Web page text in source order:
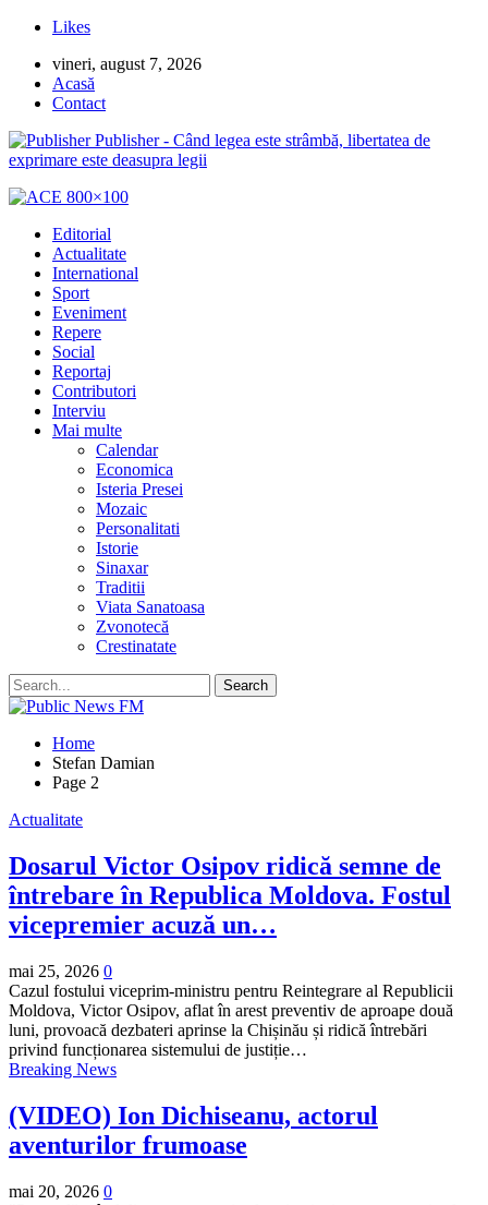
Likes
vineri, august 7, 2026
Acasă
Contact
Publisher - Când legea este strâmbă, libertatea de
exprimare este deasupra legii
Editorial
Actualitate
International
Sport
Eveniment
Repere
Social
Reportaj
Contributori
Interviu
Mai multe
Calendar
Economica
Isteria Presei
Mozaic
Personalitati
Istorie
Sinaxar
Traditii
Viata Sanatoasa
Zvonotecă
Crestinatate
Home
Stefan Damian
Page 2
Actualitate
Dosarul Victor Osipov ridică semne de
întrebare în Republica Moldova. Fostul
vicepremier acuză un…
mai 25, 2026 0
Cazul fostului viceprim-ministru pentru Reintegrare al Republicii
Moldova, Victor Osipov, aflat în arest preventiv de aproape două
luni, provoacă dezbateri aprinse la Chișinău și ridică întrebări
privind funcționarea sistemului de justiție…
Breaking News
(VIDEO) Ion Dichiseanu, actorul
aventurilor frumoase
mai 20, 2026 0